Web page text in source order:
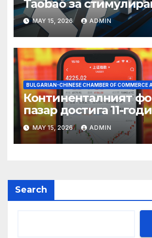
Taobao за
пазаруването 618
MAY 15, 2026 ADMIN
BULGARIAN-CHINESE CHAMBER OF COMMERCE
Континенталният
пазар достига 11-
връх
MAY 15, 2026 ADMIN
Search